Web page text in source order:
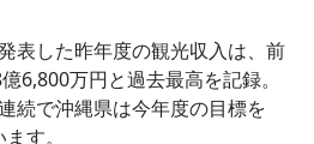
表した昨年度の観光収入は、前
6,800万円と過去最高を記録。
続で沖縄県は今年度の目標を
す。